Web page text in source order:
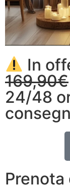
In
169,90€
24/48
Prenota